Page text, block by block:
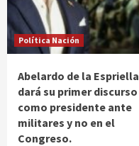
Política Nación
Abelardo de la Espriella
dará su primer discurso
como presidente ante
militares y no en el
Congreso.